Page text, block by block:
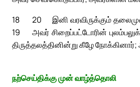
18
இனி வரவிருக்கும்
20
அவர் சிறைப்பட்டோரின்
19
திருத்தலத்தினின்று கீழே
நற்செய்திக்கு முன் வாழ்த்தொலி